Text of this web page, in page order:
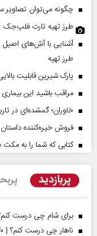
چگونه می‌توان
طرز تهیه تارت فلپ‌جک
آشنایی با آش‌های
طرز تهیه
پارک شیرین قابلیت‌
مراقب باشید این
خاوران؛ گمشده‌ای در
فروش خیره‌کننده داستان اسباب‌بازی ۵؛ بزرگ‌ترین
کتابی که شما را به
پربازدید
برای شام چی درست کنم؟ | ۲۵ ایده خوشمزه، ساده و فوری برای